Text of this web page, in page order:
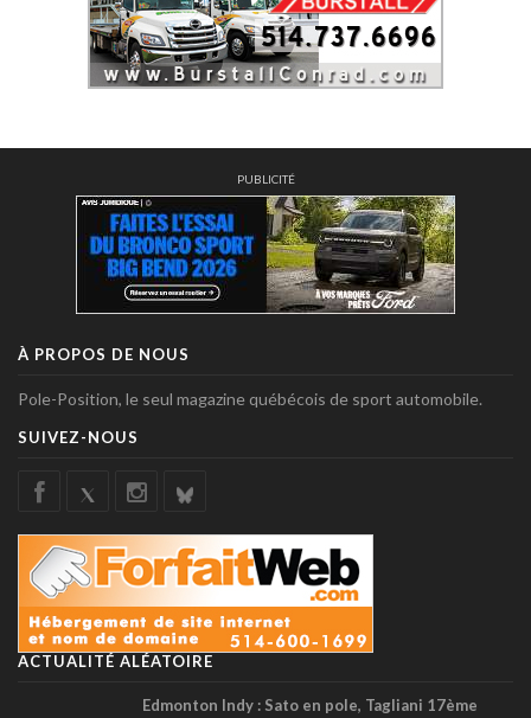
PUBLICITÉ
À PROPOS DE NOUS
Pole-Position, le seul magazine québécois de sport automobile.
SUIVEZ-NOUS
ACTUALITÉ ALÉATOIRE
Edmonton Indy : Sato en pole, Tagliani 17ème